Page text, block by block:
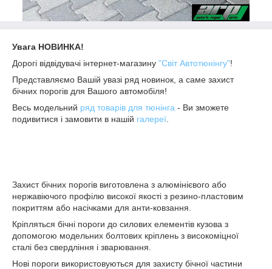
Увага НОВИНКА!
Дорогі відвідувачі інтернет-магазину "Світ Автотюнінгу"!
Представляємо Вашій увазі ряд новинок, а саме захист
бічних порогів для Вашого автомобіля!
Весь модельний ряд товарів для тюнінга - Ви зможете
подивитися і замовити в нашій галереї
Захист бічних порогів виготовлена з алюмінієвого або
нержавіючого профілю високої якості з резино-пластовим
покриттям або насічками для анти-ковзання.
Кріпляться бічні пороги до силових елементів кузова з
допомогою модельних болтових кріплень з високоміцної
сталі без свердління і зварювання.
Нові пороги використовуються для захисту бічної частини